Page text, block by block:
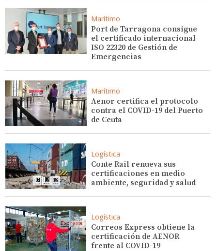
Marítimo
Port de Tarragona consigue
el certificado internacional
ISO 22320 de Gestión de
Emergencias
Marítimo
Aenor certifica el protocolo
contra el COVID-19 del Puerto
de Ceuta
Logística
Conte Rail renueva sus
certificaciones en medio
ambiente, seguridad y salud
Logística
Correos Express obtiene la
certificación de AENOR
frente al COVID-19